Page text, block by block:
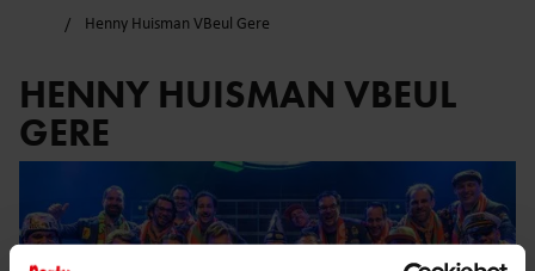
Henny Huisman VBeul Gere
HENNY HUISMAN VBEUL
GERE